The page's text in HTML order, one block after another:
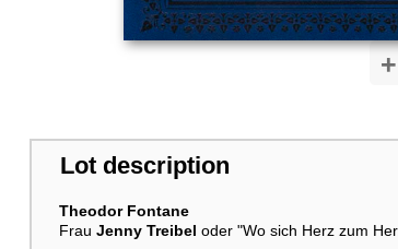
+
Lot description
Theodor Fontane
Frau Jenny Treibel oder "Wo sich Herz zum